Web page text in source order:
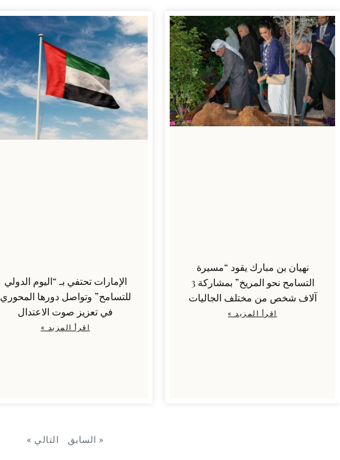
نهيان بن مبارك يقود “مسيرة
التسامح نحو المريخ” بمشاركة 3
آلاف شخص من مختلف الجاليات
اقرأ المزيد »
الإمارات تحتفي بـ “اليوم الدولي
للتسامح” وتواصل دورها المحوري
في تعزيز صوت الاعتدال
اقرأ المزيد »
« السابق التالي »